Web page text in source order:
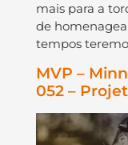
mais para a
de
tempos
MVP –
052 –